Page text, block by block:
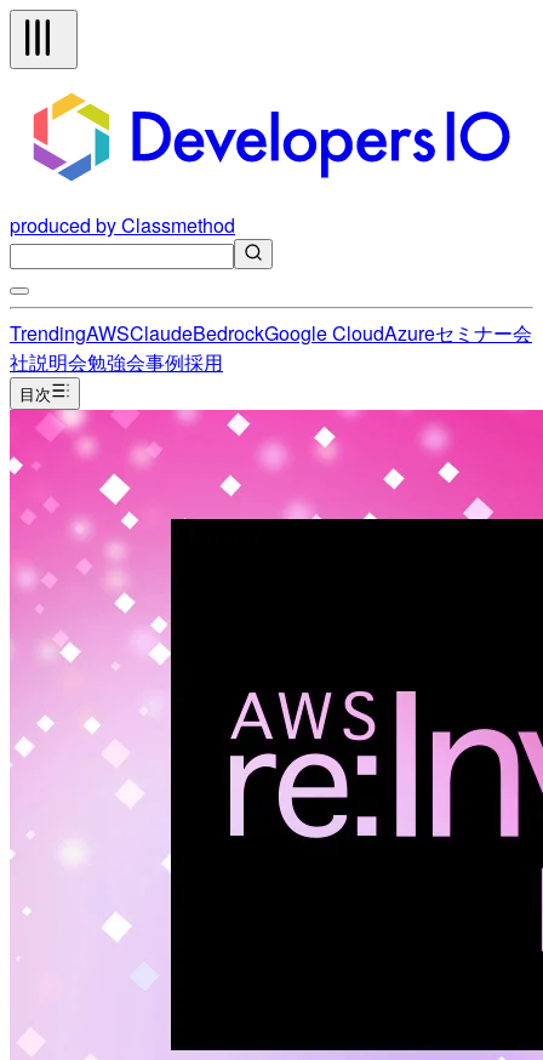
produced by Classmethod
TrendingAWSClaudeBedrockGoogle CloudAzureセミナー会
社説明会勉強会事例採用
目次